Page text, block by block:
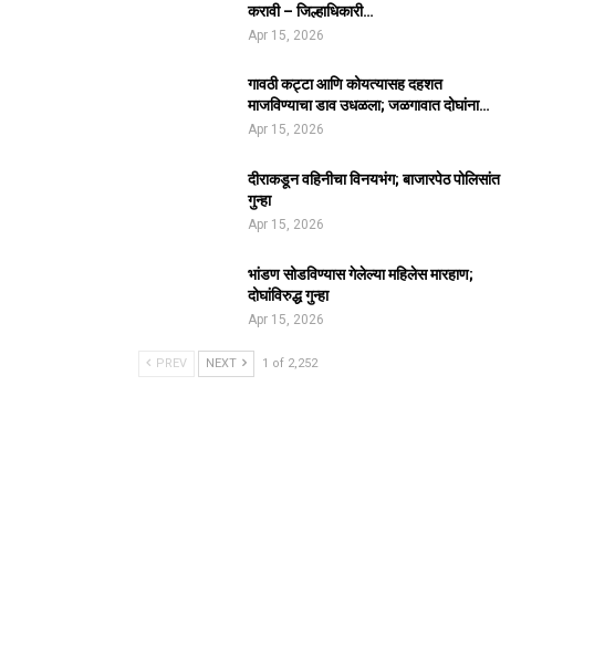
करावी – जिल्हाधिकारी…
Apr 15, 2026
गावठी कट्टा आणि कोयत्यासह दहशत
माजविण्याचा डाव उधळला; जळगावात दोघांना…
Apr 15, 2026
दीराकडून वहिनीचा विनयभंग; बाजारपेठ पोलिसांत
गुन्हा
Apr 15, 2026
भांडण सोडविण्यास गेलेल्या महिलेस मारहाण;
दोघांविरुद्ध गुन्हा
Apr 15, 2026
PREV NEXT 1 of 2,252